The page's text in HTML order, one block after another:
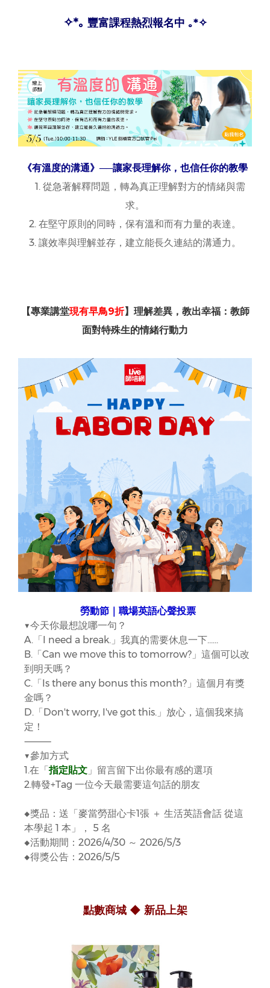
✧*｡ 豐富課程熱烈報名中 ｡*✧
《有溫度的溝通》──讓家長理解你，也信任你的教學
1. 從急著解釋問題，轉為真正理解對方的情緒與需
求。
2. 在堅守原則的同時，保有溫和而有力量的表達。
3. 讓效率與理解並存，建立能長久連結的溝通力。
【專業講堂現有早鳥9折】理解差異，教出幸福：教師
面對特殊生的情緒行動力
勞動節｜職場英語心聲投票
▼今天你最想說哪一句？
A.「I need a break.」我真的需要休息一下……
B.「Can we move this to tomorrow?」這個可以改
到明天嗎？
C.「Is there any bonus this month?」這個月有獎
金嗎？
D.「Don't worry, I've got this.」放心，這個我來搞
定！
⸻
▼參加方式
1.在「指定貼文 」留言留下出你最有感的選項
2.轉發+Tag 一位今天最需要這句話的朋友
◆獎品：送「麥當勞甜心卡1張 ＋ 生活英語會話 從這
本學起 1 本」， 5 名
◆活動期間：2026/4/30 ～ 2026/5/3
◆得獎公告：2026/5/5
點數商城 ◆ 新品上架